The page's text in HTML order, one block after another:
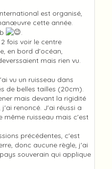
est organisé,
cette année.
.
fois voir le centre
en bord d'océan,
mais rien vu.
vu un ruisseau dans
de belles tailles (20cm).
mais devant la rigidité
renoncé. J'ai réussi a
même ruisseau mais c'est
précédentes, c'est
donc aucune règle, j'ai
souverain qui applique